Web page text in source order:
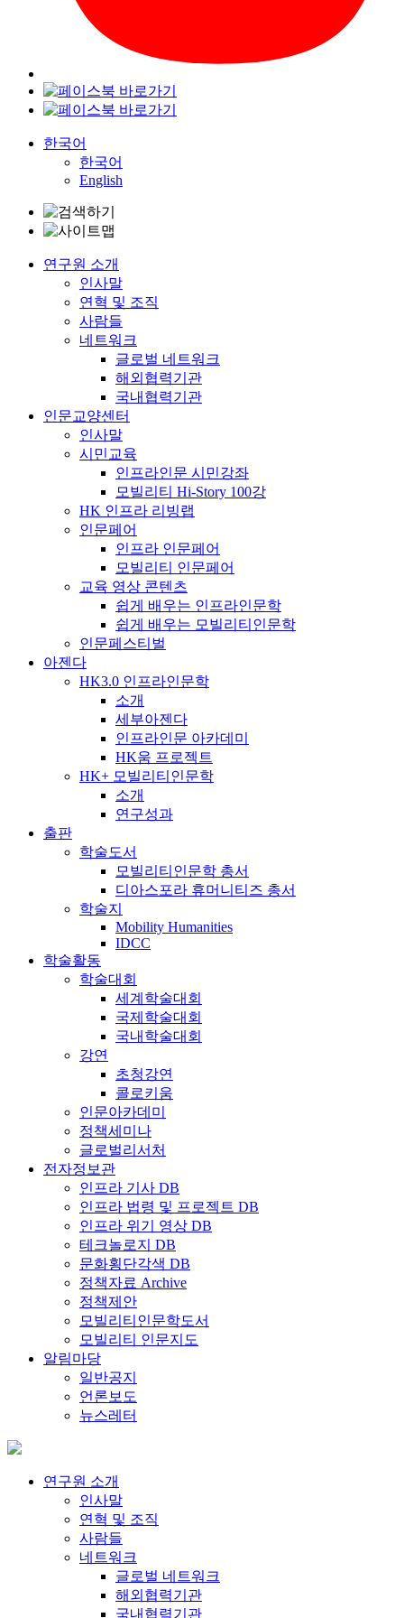
한국어
한국어
English
연구원 소개
인사말
연혁 및 조직
사람들
네트워크
글로벌 네트워크
해외협력기관
국내협력기관
인문교양센터
인사말
시민교육
인프라인문 시민강좌
모빌리티 Hi-Story 100강
HK 인프라 리빙랩
인문페어
인프라 인문페어
모빌리티 인문페어
교육 영상 콘텐츠
쉽게 배우는 인프라인문학
쉽게 배우는 모빌리티인문학
인문페스티벌
아젠다
HK3.0 인프라인문학
소개
세부아젠다
인프라인문 아카데미
HK움 프로젝트
HK+ 모빌리티인문학
소개
연구성과
출판
학술도서
모빌리티인문학 총서
디아스포라 휴머니티즈 총서
학술지
Mobility Humanities
IDCC
학술활동
학술대회
세계학술대회
국제학술대회
국내학술대회
강연
초청강연
콜로키움
인문아카데미
정책세미나
글로벌리서처
전자정보관
인프라 기사 DB
인프라 법령 및 프로젝트 DB
인프라 위기 영상 DB
테크놀로지 DB
문화횡단각색 DB
정책자료 Archive
정책제안
모빌리티인문학도서
모빌리티 인문지도
알림마당
일반공지
언론보도
뉴스레터
연구원 소개
인사말
연혁 및 조직
사람들
네트워크
글로벌 네트워크
해외협력기관
국내협력기관